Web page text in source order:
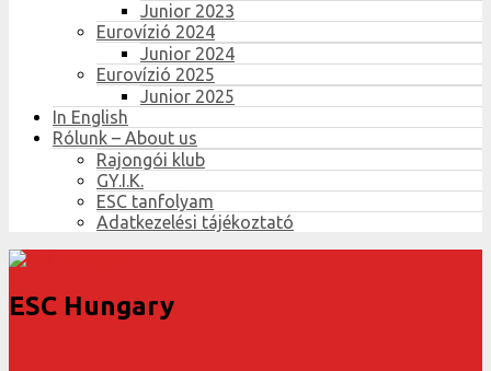
Junior 2023
Eurovízió 2024
Junior 2024
Eurovízió 2025
Junior 2025
In English
Rólunk – About us
Rajongói klub
GY.I.K.
ESC tanfolyam
Adatkezelési tájékoztató
ESC Hungary